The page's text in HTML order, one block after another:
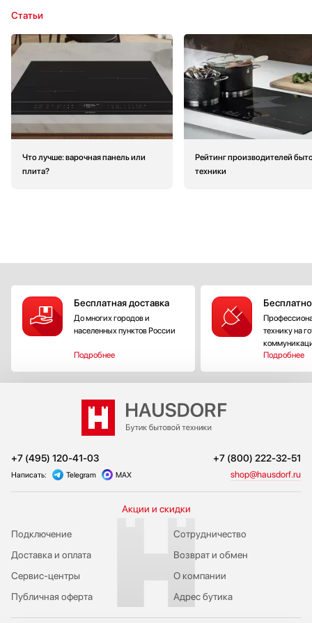
Статьи
Что лучше: варочная панель или
плита?
Рейтинг производителей
техники
Бесплатная доставка
До многих городов и
населенных пунктов России
Подробнее
технику на
Подробнее
+7 (495) 120-41-03 +7 (800) 222-32-51
Написать: Telegram MAX shop@hausdorf.ru
Акции и скидки
Подключение
Публичная оферта
Сервис-центры
Доставка и оплата
Сотрудничество
Возврат и обмен
О компании
Адрес бутика